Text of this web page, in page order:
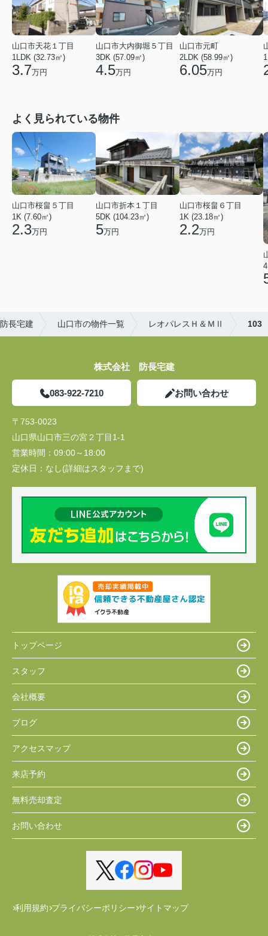
山口市天花１丁目
1LDK (32.73㎡)
3.7万円
山口市大内御堀５丁目
3DK (57.09㎡)
4.5万円
山口市元町
2LDK (58.99㎡)
6.05万円
よく見られている物件
山口市桜畠５丁目
1K (7.60㎡)
2.3万円
山口市折本１丁目
5DK (104.23㎡)
5万円
山口市桜畠６丁目
1K (23.18㎡)
2.2万円
長宅建 山口市の物件一覧 レオパレスＨ＆ＭⅡ 103
株式会社 防長宅建
083-922-7210 お問い合わせ
〒753-0023
山口県山口市三の宮２丁目1-1
営業時間： 09:00～18:00
定休日： なし(詳細はスタッフまで)
トップページ
スタッフ
会社概要
ブログ
アクセスマップ
来店予約
無料売却査定
お問い合わせ
利用規約 プライバシーポリシー サイトマップ